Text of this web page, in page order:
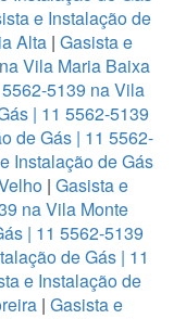
e Instalação de
Alta| Gasista e
Vila Maria Baixa
5139 na Vila
| 11 5562-5139
de Gás | 11 5562-
Instalação de Gás
| Gasista e
na Vila Monte
| 11 5562-5139
de Gás | 11
e Instalação de
| Gasista e